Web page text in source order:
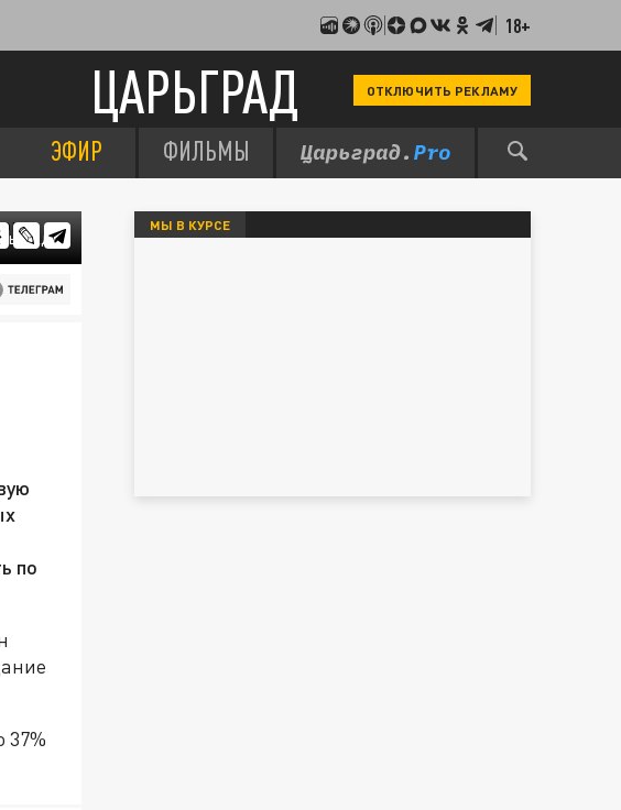
18+
ЦАРЬГРАД ОТКЛЮЧИТЬ РЕКЛАМУ
ЭФИР ФИЛЬМЫ
по
37%
МЫ В КУРСЕ